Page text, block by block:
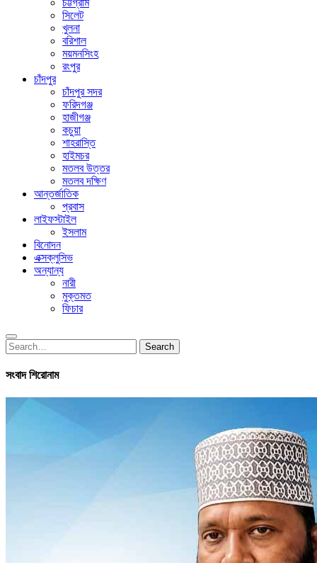
চট্টগ্রাম
সিলেট
খুলনা
বরিশাল
ময়মনসিংহ
রংপুর
চাঁদপুর
চাঁদপুর সদর
ফরিদগঞ্জ
হাজীগঞ্জ
কচুয়া
শাহরাস্তি
হাইমচর
মতলব উত্তর
মতলব দক্ষিণ
আন্তর্জাতিক
প্রবাস
লাইফস্টাইল
ইসলাম
বিনোদন
এক্সক্লুসিভ
অন্যান্য
নারী
মুক্তমত
ফিচার
Search
for:
Search
সংবাদ শিরোনাম